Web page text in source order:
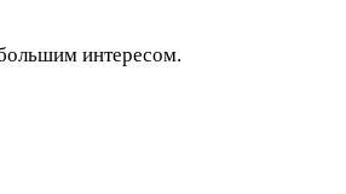
интересом.